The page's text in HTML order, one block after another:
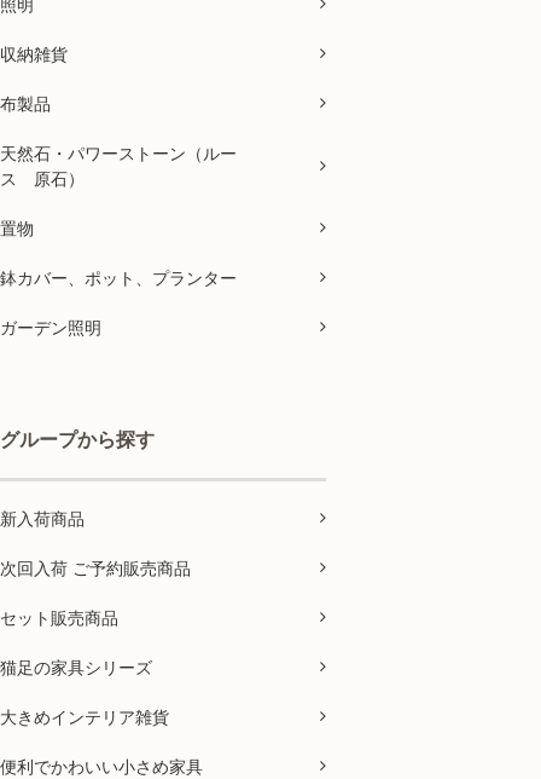
収納雑貨
布製品
天然石・パワーストーン（ルー
ス 原石）
置物
鉢カバー、ポット、プランター
ガーデン照明
グループから探す
新入荷商品
次回入荷 ご予約販売商品
セット販売商品
猫足の家具シリーズ
大きめインテリア雑貨
便利でかわいい小さめ家具